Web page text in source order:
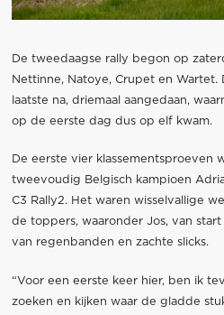
De tweedaagse rally begon op
Nettinne, Natoye, Crupet en Wartet.
laatste na, driemaal aangedaan,
op de eerste dag dus op elf kwam.
De eerste vier klassementsproeven
tweevoudig Belgisch kampioen
C3 Rally2. Het waren wisselvallige
de toppers, waaronder Jos, van
van regenbanden en zachte slicks.
“Voor een eerste keer hier, ben ik
zoeken en kijken waar de gladde